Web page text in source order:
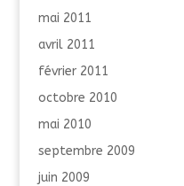
mai 2011
avril 2011
février 2011
octobre 2010
mai 2010
septembre 2009
juin 2009